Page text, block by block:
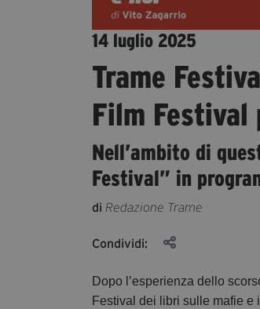
14 luglio 2025
Trame
Film Festival
Nell’ambito di
Festival” in
di Redazione Trame
Condividi:
Dopo l’esperienza dello
Festival dei libri sulle mafie